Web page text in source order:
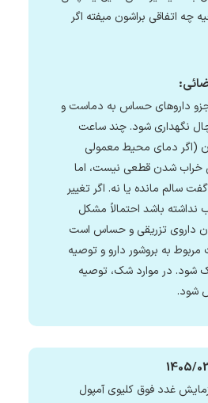
چه اتفاقی براشون میفته اگر
جزو داروهای حساس به دماست و
نگهداری شود. چند ساعت
(اگر دمای محیط معمولی
خراب شدن قطعی نیست، اما
سالم مانده یا نه. اگر تغییر
نداشته باشد احتمالاً مشکل
داروی تزریقی و حساس است
به بروشور دارو و توصیه
شود. در موارد شک، توصیه
شود.
غدد فوق کلیوی آمپول